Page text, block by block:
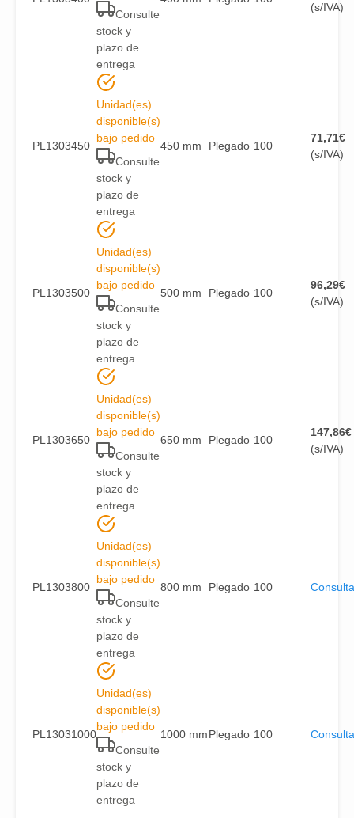
Consulte
stock y
plazo de
entrega
(s/IVA)
PL1303450
Unidad(es)
disponible(s)
bajo pedido
Consulte
stock y
plazo de
entrega
450 mm Plegado 100
71,71€
(s/IVA)
PL1303500
Unidad(es)
disponible(s)
bajo pedido
Consulte
stock y
plazo de
entrega
500 mm Plegado 100
96,29€
(s/IVA)
PL1303650
Unidad(es)
disponible(s)
bajo pedido
Consulte
stock y
plazo de
entrega
650 mm Plegado 100
147,86€
(s/IVA)
PL1303800
Unidad(es)
disponible(s)
bajo pedido
Consulte
stock y
plazo de
entrega
800 mm Plegado 100
PL13031000
Unidad(es)
disponible(s)
bajo pedido
Consulte
stock y
plazo de
entrega
1000 mmPlegado 100